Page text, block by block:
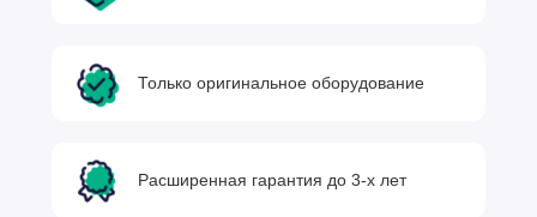
Только оригинальное оборудование
Расширенная гарантия до 3-х лет